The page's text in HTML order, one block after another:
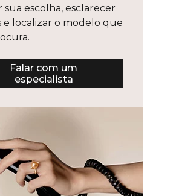
sua escolha, esclarecer
e localizar o modelo que
Falar com um
especialista